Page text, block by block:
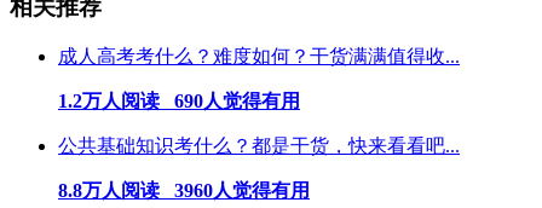
相关推荐
成人高考考什么？难度如何？干货满满值得收...
1.2万人阅读 690人觉得有用
公共基础知识考什么？都是干货，快来看看吧...
8.8万人阅读 3960人觉得有用